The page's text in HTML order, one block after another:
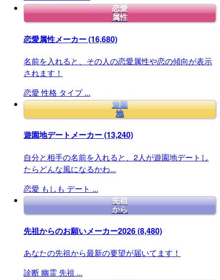
恋愛
属性
恋愛属性メーカー(16,680)
名前を入れると、その人の恋愛属性や恋の傾向が表示
されます！
恋愛 性格 タイプ ...
遊園
地
遊園地デートメーカー(13,240)
自分と相手の名前を入れると、2人が遊園地デートし
たらどんな風になるかわ...
恋愛 もしも デート ...
先祖
から
先祖からのお願いメーカー2026(8,480)
あなたの先祖から最新の要望が届いてます！
診断 幽霊 先祖 ...